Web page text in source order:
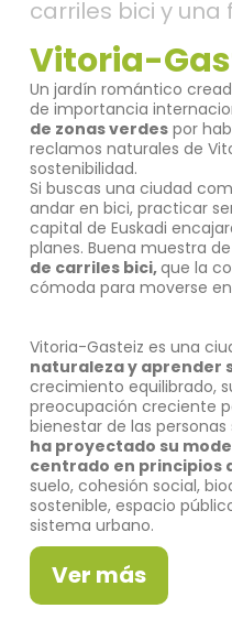
carriles bici y
Vitoria-
Un jardín romántico
de importancia
de zonas verdespor
reclamos naturales de
sostenibilidad.
Si buscas una ciudad
andar en bici, practicar
capital de Euskadi
planes. Buena muestra
de carriles bici,que la
cómoda para moverse
Vitoria-Gasteiz es una
naturaleza y aprender
crecimiento equilibrado,
preocupación creciente
bienestar de las personas
ha proyectado su
centrado en principios
suelo, cohesión social,
sostenible, espacio
sistema urbano.
Ver más